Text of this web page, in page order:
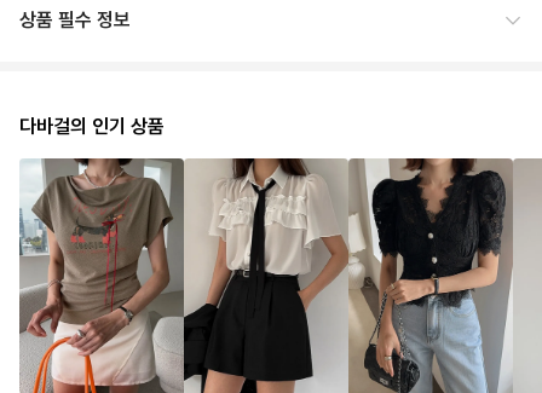
상품 필수 정보
다바걸의 인기 상품